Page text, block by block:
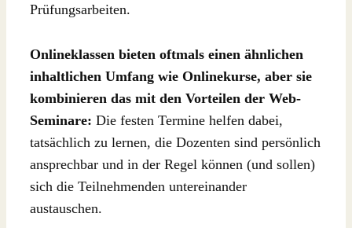
Prüfungsarbeiten.
Onlineklassen bieten oftmals einen ähnlichen
inhaltlichen Umfang wie Onlinekurse, aber sie
kombinieren das mit den Vorteilen der Web-
Seminare: Die festen Termine helfen dabei,
tatsächlich zu lernen, die Dozenten sind persönlich
ansprechbar und in der Regel können (und sollen)
sich die Teilnehmenden untereinander
austauschen.